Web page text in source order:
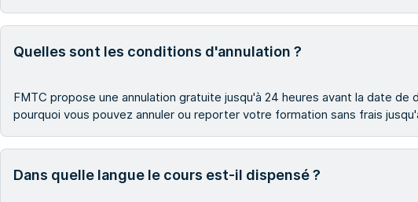
Quelles sont les conditions d'annulation ?
FMTC propose une annulation gratuite jusqu'à 24 heures avant la date
pourquoi vous pouvez annuler ou reporter votre formation sans frais
Dans quelle langue le cours est-il dispensé ?